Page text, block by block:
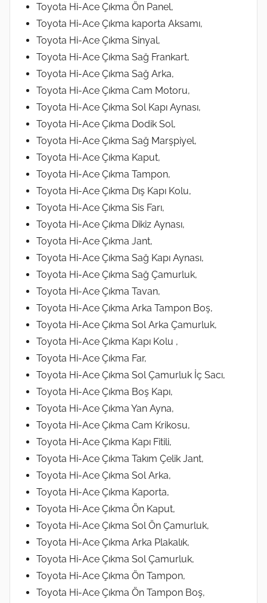
Toyota Hi-Ace Çıkma Ön Panel,
Toyota Hi-Ace Çıkma kaporta Aksamı,
Toyota Hi-Ace Çıkma Sinyal,
Toyota Hi-Ace Çıkma Sağ Frankart,
Toyota Hi-Ace Çıkma Sağ Arka,
Toyota Hi-Ace Çıkma Cam Motoru,
Toyota Hi-Ace Çıkma Sol Kapı Aynası,
Toyota Hi-Ace Çıkma Dodik Sol,
Toyota Hi-Ace Çıkma Sağ Marşpiyel,
Toyota Hi-Ace Çıkma Kaput,
Toyota Hi-Ace Çıkma Tampon,
Toyota Hi-Ace Çıkma Dış Kapı Kolu,
Toyota Hi-Ace Çıkma Sis Farı,
Toyota Hi-Ace Çıkma Dikiz Aynası,
Toyota Hi-Ace Çıkma Jant,
Toyota Hi-Ace Çıkma Sağ Kapı Aynası,
Toyota Hi-Ace Çıkma Sağ Çamurluk,
Toyota Hi-Ace Çıkma Tavan,
Toyota Hi-Ace Çıkma Arka Tampon Boş,
Toyota Hi-Ace Çıkma Sol Arka Çamurluk,
Toyota Hi-Ace Çıkma Kapı Kolu ,
Toyota Hi-Ace Çıkma Far,
Toyota Hi-Ace Çıkma Sol Çamurluk İç Sacı,
Toyota Hi-Ace Çıkma Boş Kapı,
Toyota Hi-Ace Çıkma Yan Ayna,
Toyota Hi-Ace Çıkma Cam Krikosu,
Toyota Hi-Ace Çıkma Kapı Fitili,
Toyota Hi-Ace Çıkma Takım Çelik Jant,
Toyota Hi-Ace Çıkma Sol Arka,
Toyota Hi-Ace Çıkma Kaporta,
Toyota Hi-Ace Çıkma Ön Kaput,
Toyota Hi-Ace Çıkma Sol Ön Çamurluk,
Toyota Hi-Ace Çıkma Arka Plakalık,
Toyota Hi-Ace Çıkma Sol Çamurluk,
Toyota Hi-Ace Çıkma Ön Tampon,
Toyota Hi-Ace Çıkma Ön Tampon Boş,